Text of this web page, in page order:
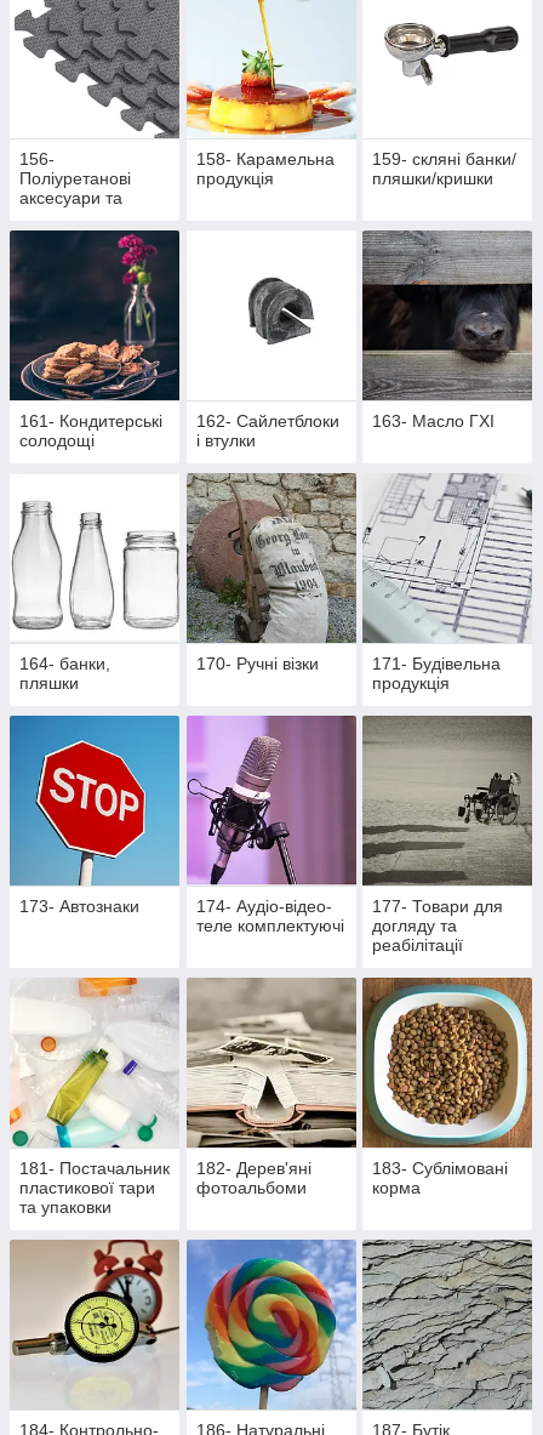
156-
Поліуретанові
аксесуари та
158- Карамельна
продукція
159- скляні банки/
пляшки/кришки
161- Кондитерські
солодощі
162- Cайлетблоки
і втулки
163- Масло ГХІ
164- банки,
пляшки
170- Ручні візки
171- Будівельна
продукція
173- Автознаки
174- Аудіо-відео-
теле комплектуючі
177- Товари для
догляду та
реабілітації
активних пацієнтів
181- Постачальник
пластикової тари
та упаковки
182- Дерев'яні
фотоальбоми
183- Сублімовані
корма
184- Контрольно- 186- Натуральні 187- Бутік